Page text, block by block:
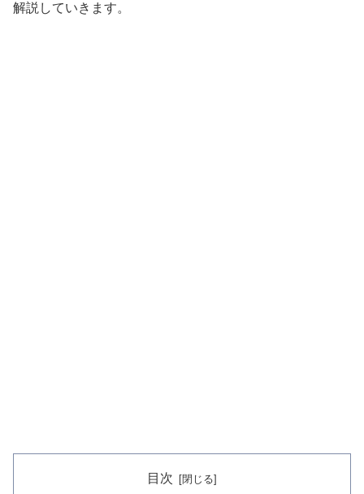
解説していきます。
目次